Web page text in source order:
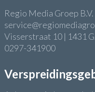
Regio Media Groep B.V.
Visserstraat 10 | 1431
0297-341900